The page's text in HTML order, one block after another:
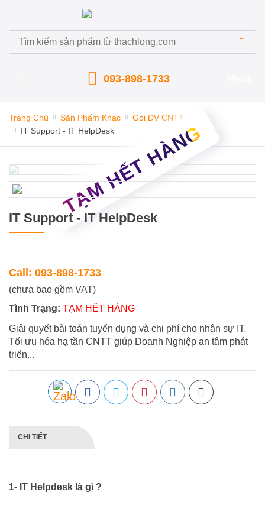
093-898-1733
Trang Chủ Sản Phẩm Khác
Gói DV CNTT
IT Support - IT HelpDesk
TẠM HẾT HÀNG
IT Support - IT HelpDesk
Call: 093-898-1733
(chưa bao gồm VAT)
Tình Trạng: TẠM HẾT HÀNG
Giải quyết bài toán tuyển dụng và chi phí cho nhân sự IT.
Tối ưu hóa hạ tần CNTT giúp Doanh Nghiệp an tâm phát
triển...
CHI TIẾT
1- IT Helpdesk là gì ?